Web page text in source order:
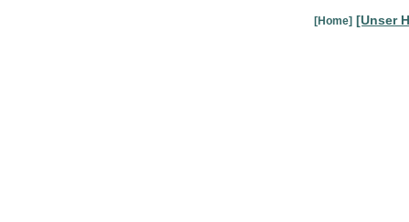
[Home] [Unser